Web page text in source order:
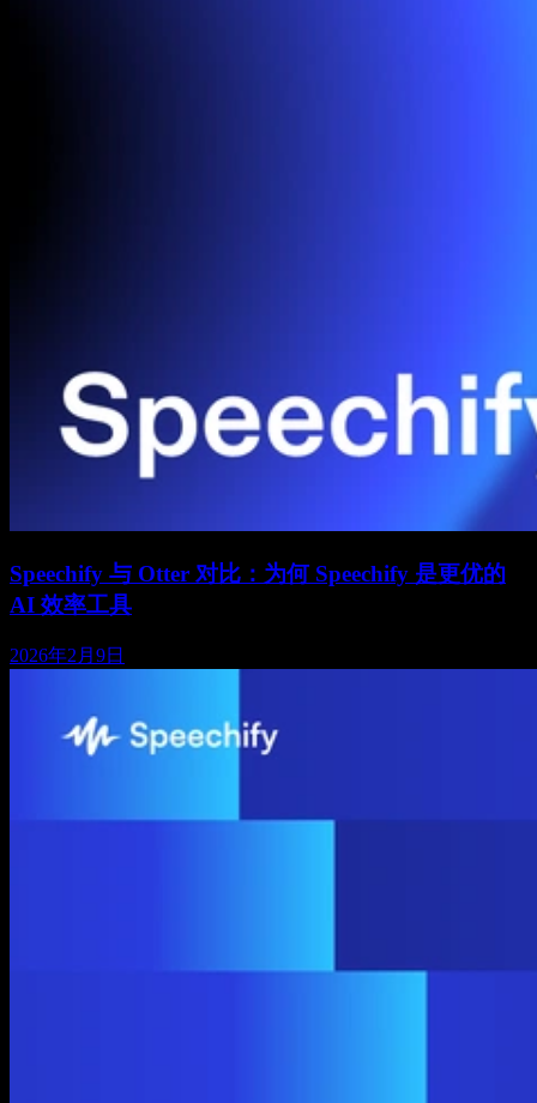
Speechify 与 Otter 对比：为何 Speechify 是更优的
AI 效率工具
2026年2月9日